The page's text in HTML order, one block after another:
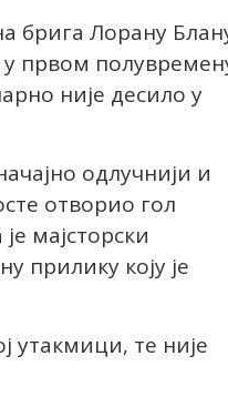
брига Лорану
првом
није десило у
одлучнији и
отворио гол
мајсторски
прилику коју је
утакмици, те није